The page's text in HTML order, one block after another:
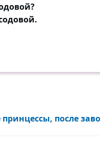
после